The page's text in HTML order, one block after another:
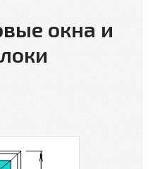
окна и